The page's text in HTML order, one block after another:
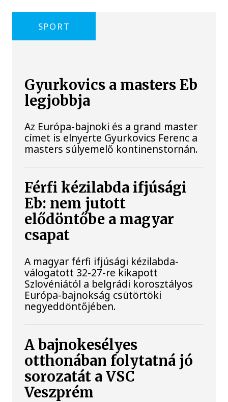
SPORT
Gyurkovics a masters Eb
legjobbja
Az Európa-bajnoki és a grand master
címet is elnyerte Gyurkovics Ferenc a
masters súlyemelő kontinenstornán.
Férfi kézilabda ifjúsági
Eb: nem jutott
elődöntőbe a magyar
csapat
A magyar férfi ifjúsági kézilabda-
válogatott 32-27-re kikapott
Szlovéniától a belgrádi korosztályos
Európa-bajnokság csütörtöki
negyeddöntőjében.
A bajnokesélyes
otthonában folytatná jó
sorozatát a VSC
Veszprém